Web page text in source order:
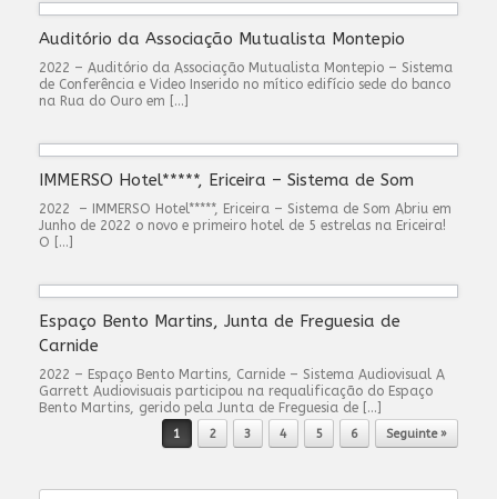
Auditório da Associação Mutualista Montepio
2022 – Auditório da Associação Mutualista Montepio – Sistema
de Conferência e Video Inserido no mítico edifício sede do banco
na Rua do Ouro em […]
IMMERSO Hotel*****, Ericeira – Sistema de Som
2022 – IMMERSO Hotel*****, Ericeira – Sistema de Som Abriu em
Junho de 2022 o novo e primeiro hotel de 5 estrelas na Ericeira!
O […]
Espaço Bento Martins, Junta de Freguesia de
Carnide
2022 – Espaço Bento Martins, Carnide – Sistema Audiovisual A
Garrett Audiovisuais participou na requalificação do Espaço
Bento Martins, gerido pela Junta de Freguesia de […]
1 2 3 4 5 6 Seguinte »